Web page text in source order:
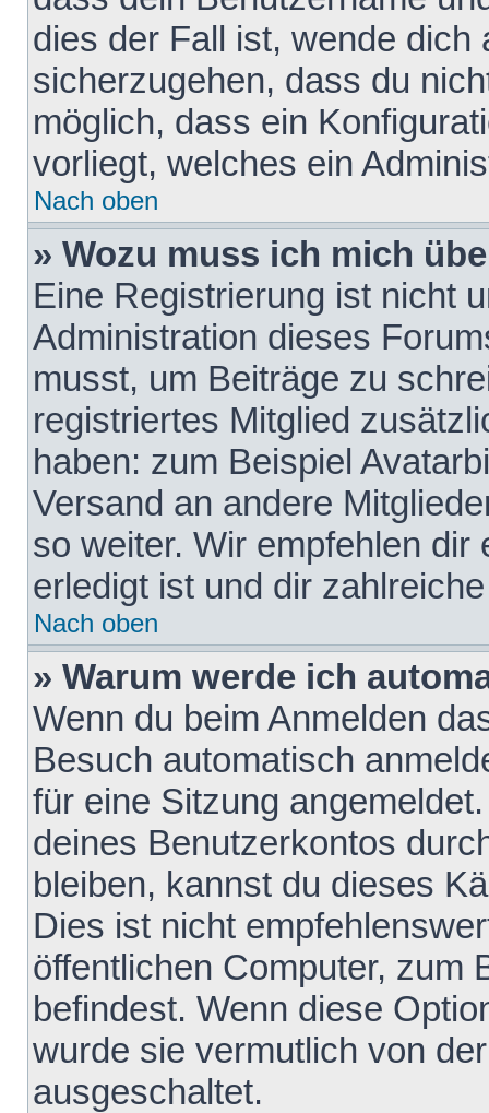
dies der Fall ist, wende dich
sicherzugehen, dass du
möglich, dass ein
vorliegt, welches ein
Nach oben
» Wozu muss ich mich
Eine Registrierung ist nicht
Administration dieses
musst, um Beiträge zu
registriertes Mitglied
haben: zum Beispiel
Versand an andere
so weiter. Wir empfehlen
erledigt ist und dir
Nach oben
» Warum werde ich
Wenn du beim Anmelden
Besuch automatisch
für eine Sitzung
deines Benutzerkontos
bleiben, kannst du dieses
Dies ist nicht
öffentlichen Computer, zum
befindest. Wenn diese
wurde sie vermutlich von
ausgeschaltet.